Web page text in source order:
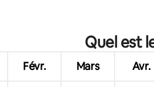
Quel est
Févr. Mars Avr.